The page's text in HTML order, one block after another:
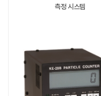
측정 시스템